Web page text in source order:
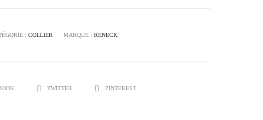
: COLLIER MARQUE : RENECK
TWITTER PINTEREST